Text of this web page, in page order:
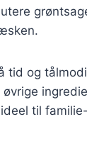
tid og
til